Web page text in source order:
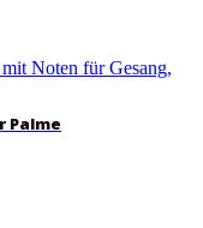
Palme